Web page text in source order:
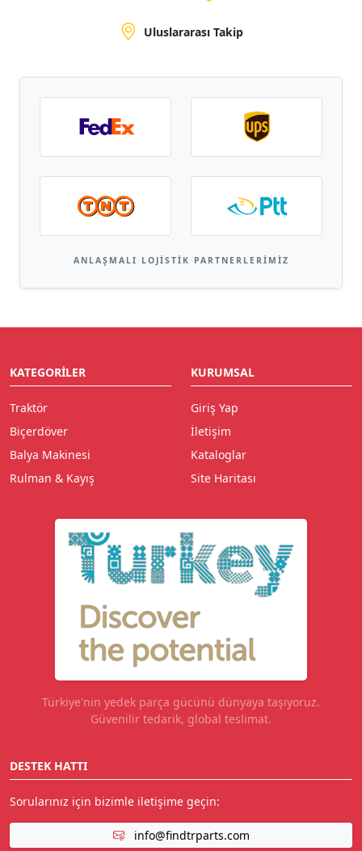
Uluslararası Takip
ANLAŞMALI LOJISTIK PARTNERLERIMIZ
KATEGORILER
Traktör
Biçerdöver
Balya Makinesi
Rulman & Kayış
KURUMSAL
Giriş Yap
İletişim
Kataloglar
Site Haritası
Türkiye'nin yedek parça gücünü dünyaya taşıyoruz.
Güvenilir tedarik, global teslimat.
DESTEK HATTI
Sorularınız için bizimle iletişime geçin:
info@findtrparts.com